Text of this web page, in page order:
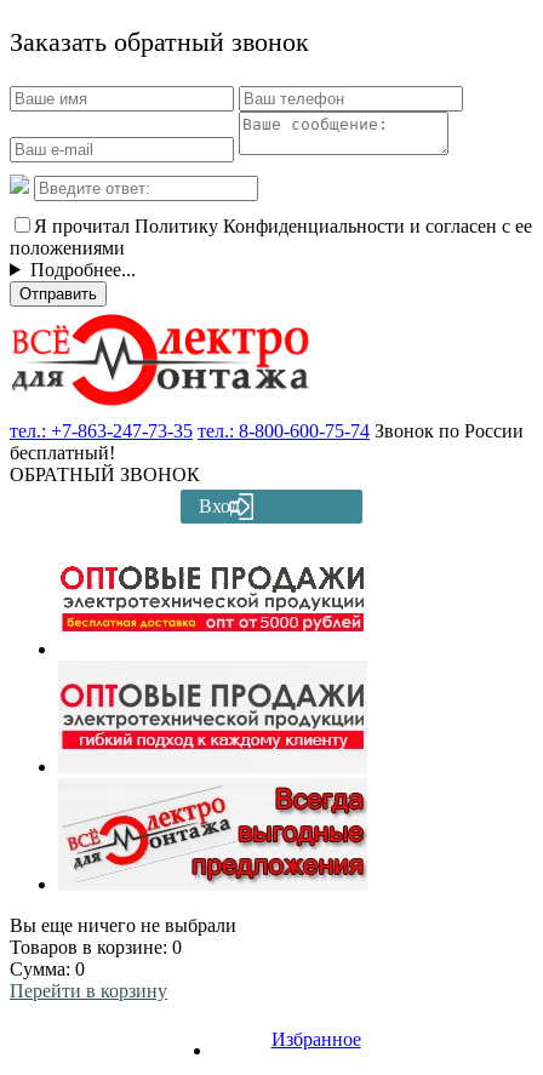
Заказать обратный звонок
Я прочитал Политику Конфиденциальности и согласен с ее
положениями
Подробнее...
Отправить
тел.: +7-863-247-73-35 тел.: 8-800-600-75-74 Звонок по России
бесплатный!
ОБРАТНЫЙ ЗВОНОК
Вход
Вы еще ничего не выбрали
Товаров в корзине: 0
Сумма: 0
Перейти в корзину
Избранное